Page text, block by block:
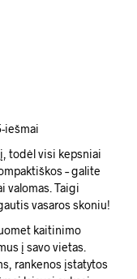
iešmai
todėl visi kepsniai
– galite
valomas. Taigi
vasaros skoniu!
kaitinimo
į savo vietas.
rankenos įstatytos